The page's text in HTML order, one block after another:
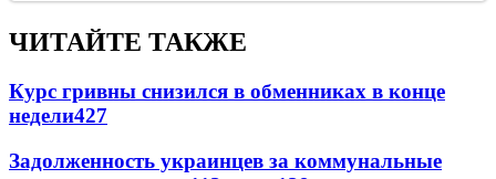
ЧИТАЙТЕ ТАКЖЕ
Курс гривны снизился в обменниках в конце
недели427
Задолженность украинцев за коммунальные